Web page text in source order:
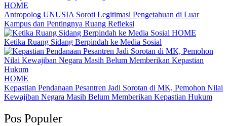
HOME
Antropolog UNUSIA Soroti Legitimasi Pengetahuan di Luar
Kampus dan Pentingnya Ruang Refleksi
HOME
Ketika Ruang Sidang Berpindah ke Media Sosial
HOME
Kepastian Pendanaan Pesantren Jadi Sorotan di MK, Pemohon Nilai
Kewajiban Negara Masih Belum Memberikan Kepastian Hukum
Pos Populer